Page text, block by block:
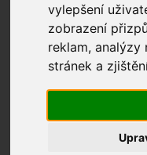
vylepšení
zobrazení
reklam,
stránek a